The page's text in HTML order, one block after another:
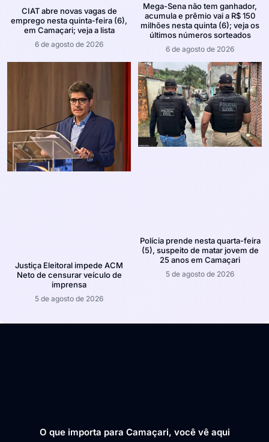
CIAT abre novas vagas de
emprego nesta quinta-feira (6),
em Camaçari; veja a lista
6 de agosto de 2026
Mega-Sena não tem ganhador,
acumula e prêmio vai a R$ 150
milhões nesta quinta (6); veja os
últimos números sorteados
6 de agosto de 2026
Justiça Eleitoral impede ACM
Neto de censurar veículo de
imprensa
5 de agosto de 2026
Polícia prende nesta quarta-feira
(5), suspeito de matar jovem de
25 anos em Camaçari
5 de agosto de 2026
O que importa para Camaçari, você vê aqui